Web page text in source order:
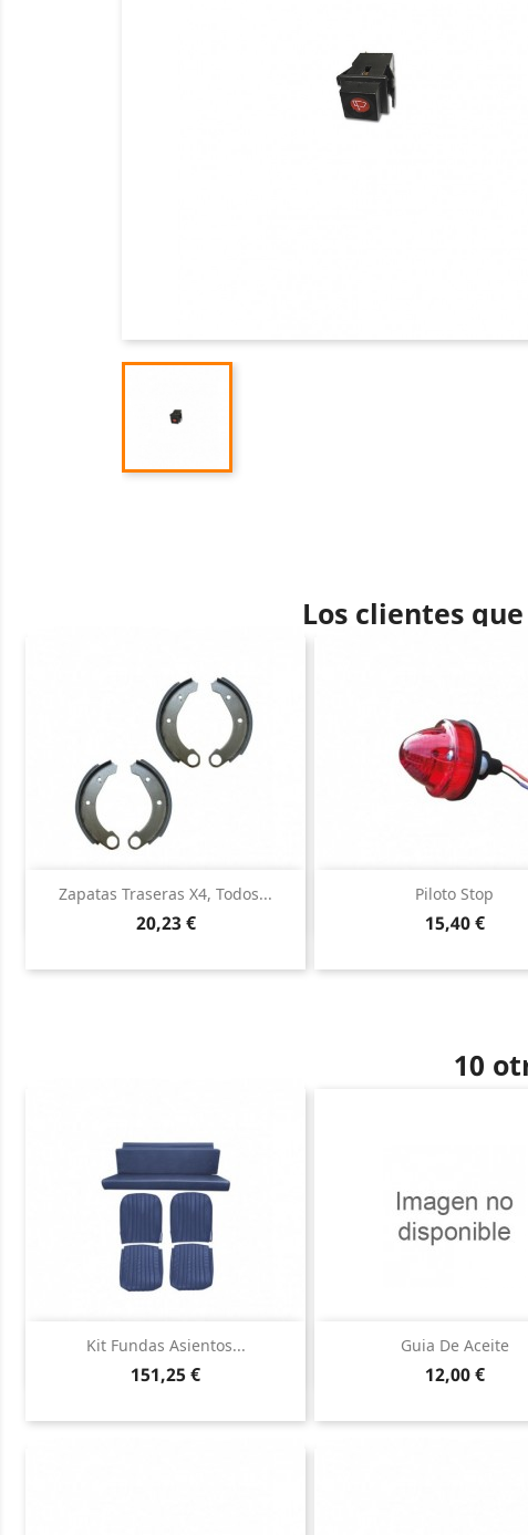
Los clientes
Zapatas Traseras X4, Todos...
Precio
20,23 €
Vista rápida Piloto Stop
Precio
15,40 €
Vista rápida
10
Kit Fundas Asientos...
Precio
151,25 €
Vista rápida Guia De Aceite
Precio
12,00 €
Vista rápida